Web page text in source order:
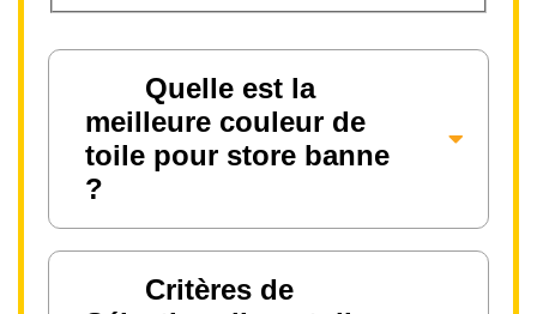
Quelle est la
meilleure couleur de
toile pour store banne
?
Critères de